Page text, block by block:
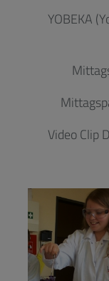
YOBEKA
Video Clip